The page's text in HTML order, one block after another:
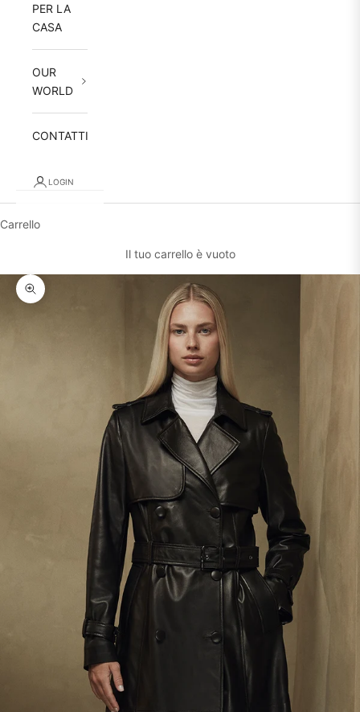
PER LA
CASA
OUR
WORLD
CONTATTI
LOGIN
Carrello
Il tuo carrello è vuoto
Ingrandisci immagine